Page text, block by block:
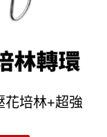
花培林+超強